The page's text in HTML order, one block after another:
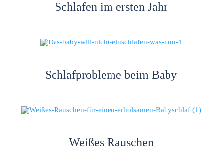
Schlafen im ersten Jahr
Schlafprobleme beim Baby
Weißes Rauschen